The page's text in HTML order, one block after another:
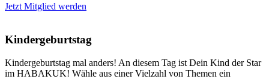
Jetzt Mitglied werden
Kindergeburtstag
Kindergeburtstag mal anders! An diesem Tag ist Dein Kind der Star
im HABAKUK! Wähle aus einer Vielzahl von Themen ein